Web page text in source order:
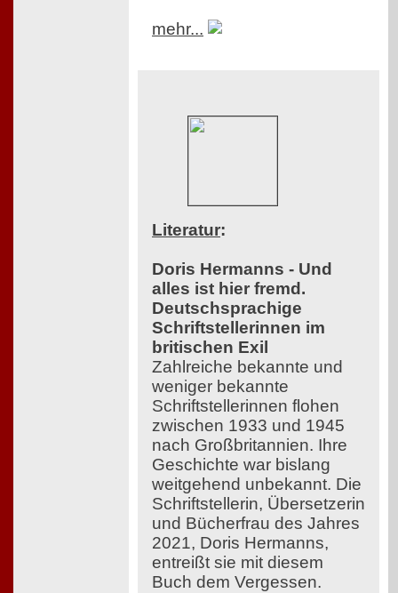
mehr...
Literatur:
Doris Hermanns - Und
alles ist hier fremd.
Deutschsprachige
Schriftstellerinnen im
britischen Exil
Zahlreiche bekannte und
weniger bekannte
Schriftstellerinnen flohen
zwischen 1933 und 1945
nach Großbritannien. Ihre
Geschichte war bislang
weitgehend unbekannt. Die
Schriftstellerin, Übersetzerin
und Bücherfrau des Jahres
2021, Doris Hermanns,
entreißt sie mit diesem
Buch dem Vergessen.